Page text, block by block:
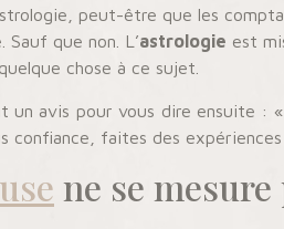
peut-être que les
que non. L’astrologie est
chose à ce sujet.
un avis pour vous dire ensuite : «
confiance, faites des
ne se